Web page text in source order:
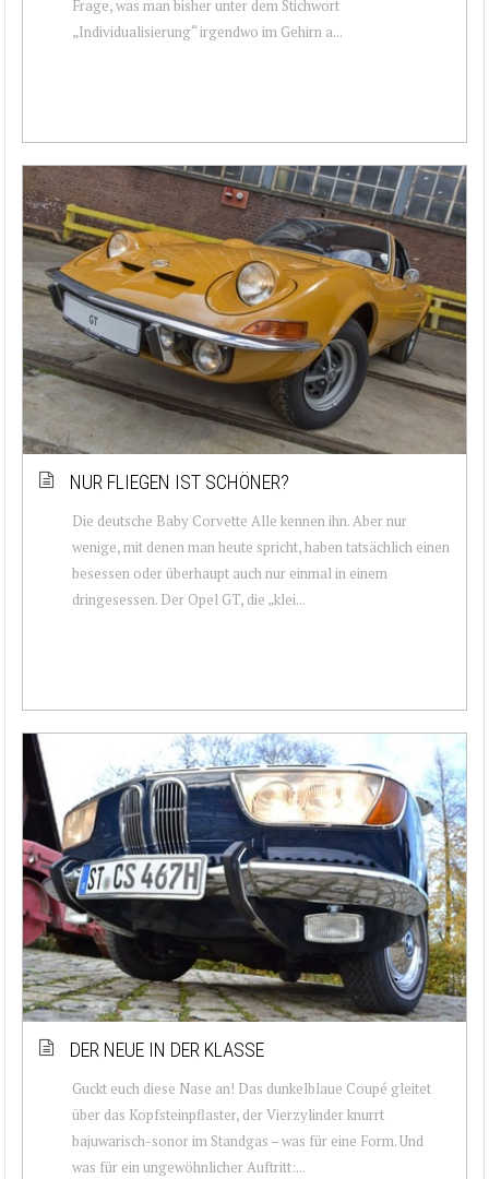
Frage, was man bisher unter dem Stichwort
„Individualisierung“ irgendwo im Gehirn a...
NUR FLIEGEN IST SCHÖNER?
Die deutsche Baby Corvette Alle kennen ihn. Aber nur
wenige, mit denen man heute spricht, haben tatsächlich einen
besessen oder überhaupt auch nur einmal in einem
dringesessen. Der Opel GT, die „klei...
DER NEUE IN DER KLASSE
Guckt euch diese Nase an! Das dunkelblaue Coupé gleitet
über das Kopfsteinpflaster, der Vierzylinder knurrt
bajuwarisch-sonor im Standgas – was für eine Form. Und
was für ein ungewöhnlicher Auftritt:...